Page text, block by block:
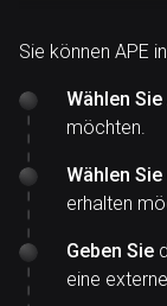
Sie können APE
Wählen Sie
möchten.
Wählen Sie
erhalten
Geben Sie
eine